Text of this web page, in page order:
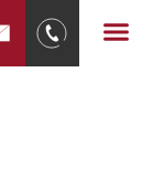
メ